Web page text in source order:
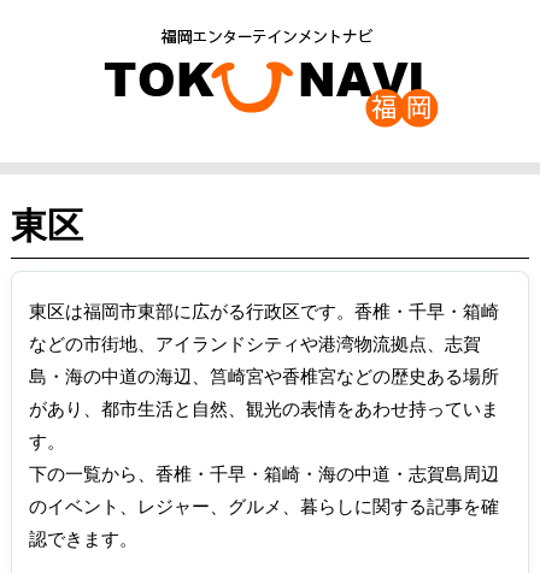
東区
東区は福岡市東部に広がる行政区です。香椎・千早・箱崎
などの市街地、アイランドシティや港湾物流拠点、志賀
島・海の中道の海辺、筥崎宮や香椎宮などの歴史ある場所
があり、都市生活と自然、観光の表情をあわせ持っていま
す。
下の一覧から、香椎・千早・箱崎・海の中道・志賀島周辺
のイベント、レジャー、グルメ、暮らしに関する記事を確
認できます。